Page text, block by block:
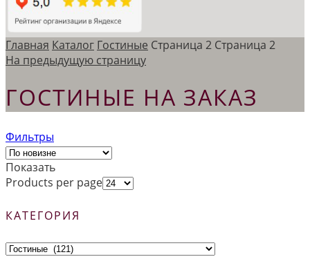
Главная Каталог Гостиные Страница 2 Страница 2
На предыдущую страницу
ГОСТИНЫЕ НА ЗАКАЗ
Фильтры
Показать
Products per page
КАТЕГОРИЯ